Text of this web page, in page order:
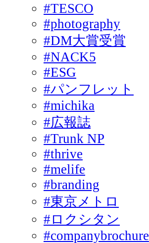
#TESCO
#photography
#DM大賞受賞
#NACK5
#ESG
#パンフレット
#michika
#広報誌
#Trunk NP
#thrive
#melife
#branding
#東京メトロ
#ロクシタン
#companybrochure